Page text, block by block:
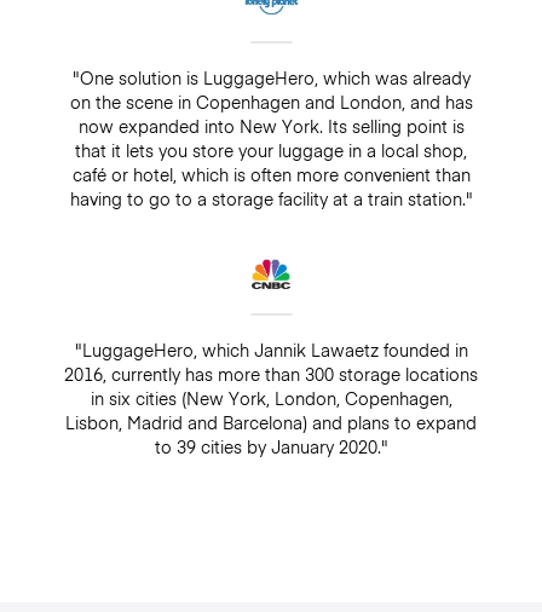
"One solution is LuggageHero, which was already
on the scene in Copenhagen and London, and has
now expanded into New York. Its selling point is
that it lets you store your luggage in a local shop,
café or hotel, which is often more convenient than
having to go to a storage facility at a train station."
"LuggageHero, which Jannik Lawaetz founded in
2016, currently has more than 300 storage locations
in six cities (New York, London, Copenhagen,
Lisbon, Madrid and Barcelona) and plans to expand
to 39 cities by January 2020."